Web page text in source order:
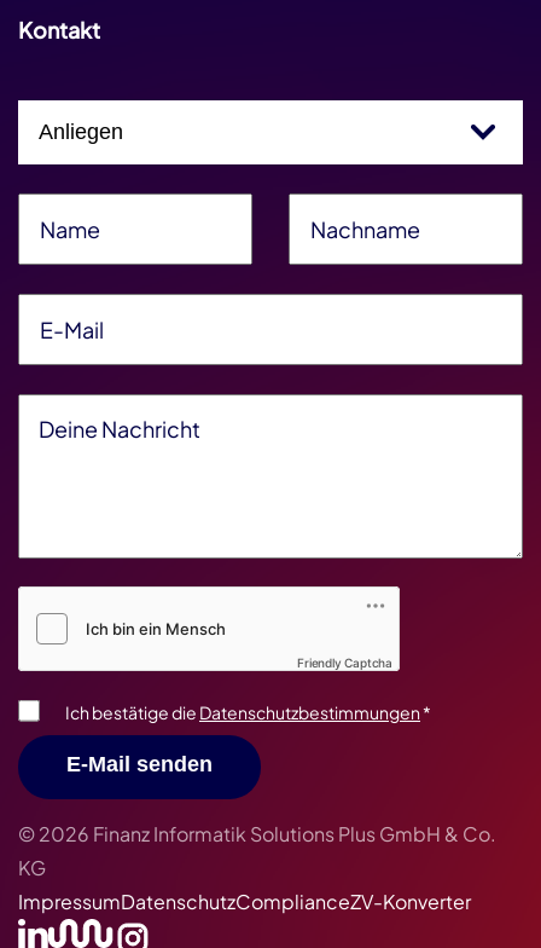
Kontakt
Friendly Captcha
Ich bestätige die Datenschutzbestimmungen*
E-Mail senden
© 2026 Finanz Informatik Solutions Plus GmbH & Co.
KG
ImpressumDatenschutzComplianceZV-Konverter